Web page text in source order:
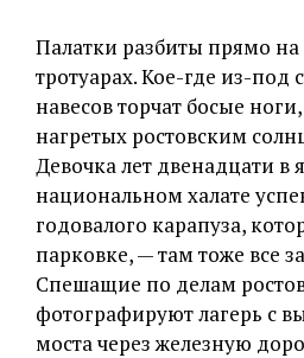
Палатки разбиты прямо на
тротуарах. Кое-где из-под
навесов торчат босые
нагретых ростовским
Девочка лет двенадцати в
национальном халате
годовалого карапуза,
парковке, — там тоже все
Спешащие по делам
фотографируют лагерь с
моста через железную